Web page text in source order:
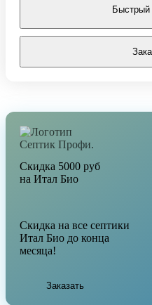
Скидка 5000 руб
на Итал Био
Скидка на все септики
Итал Био до конца
месяца!
Заказать